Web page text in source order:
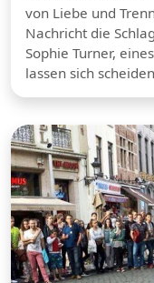
von Liebe und
Nachricht die
Sophie Turner,
lassen sich scheiden